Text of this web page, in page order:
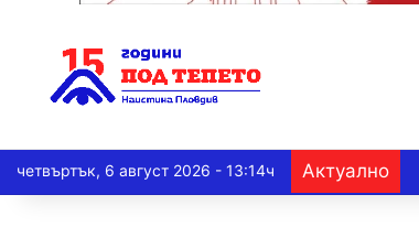
четвъртък, 6 август 2026 - 13:14ч Актуално